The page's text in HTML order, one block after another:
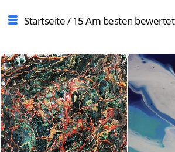
Startseite/15 Am besten bewertet